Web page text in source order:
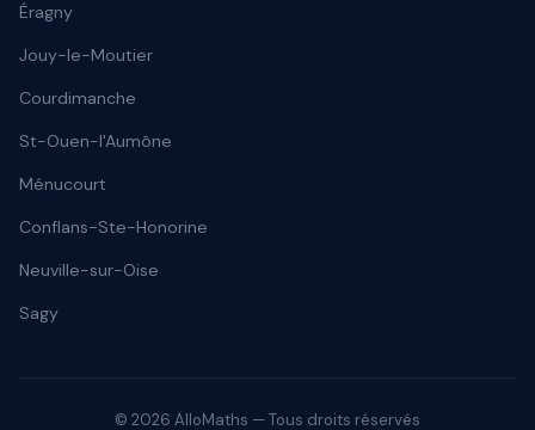
Éragny
Jouy-le-Moutier
Courdimanche
St-Ouen-l'Aumône
Ménucourt
Conflans-Ste-Honorine
Neuville-sur-Oise
Sagy
© 2026 AlloMaths — Tous droits réservés